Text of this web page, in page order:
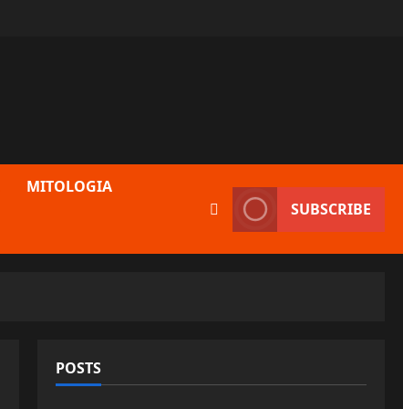
MITOLOGIA
SUBSCRIBE
POSTS